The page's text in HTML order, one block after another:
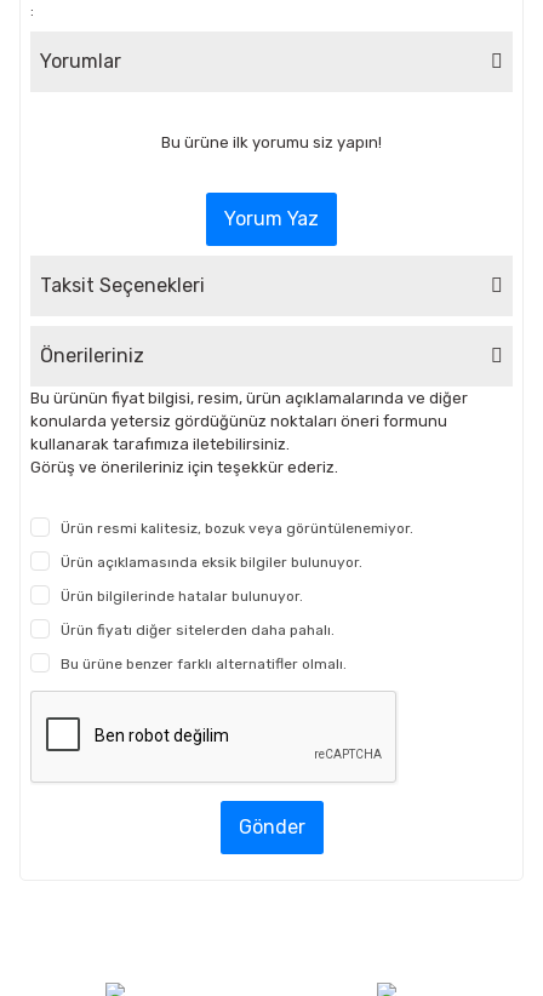
:
Yorumlar
Bu ürüne ilk yorumu siz yapın!
Yorum Yaz
Taksit Seçenekleri
Önerileriniz
Bu ürünün fiyat bilgisi, resim, ürün açıklamalarında ve diğer
konularda yetersiz gördüğünüz noktaları öneri formunu
kullanarak tarafımıza iletebilirsiniz.
Görüş ve önerileriniz için teşekkür ederiz.
Ürün resmi kalitesiz, bozuk veya görüntülenemiyor.
Ürün açıklamasında eksik bilgiler bulunuyor.
Ürün bilgilerinde hatalar bulunuyor.
Ürün fiyatı diğer sitelerden daha pahalı.
Bu ürüne benzer farklı alternatifler olmalı.
Gönder